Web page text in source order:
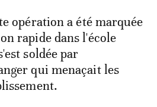
opération a été marquée
rapide dans l'école
soldée par
qui menaçait les